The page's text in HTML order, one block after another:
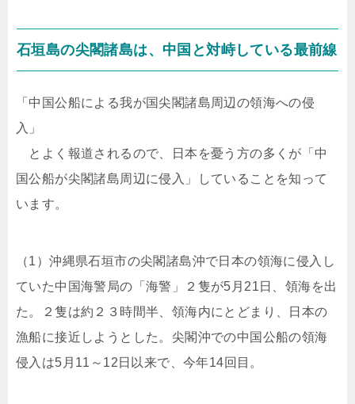
石垣島の尖閣諸島は、中国と対峙している最前線
「中国公船による我が国尖閣諸島周辺の領海への侵
入」
とよく報道されるので、日本を憂う方の多くが「中
国公船が尖閣諸島周辺に侵入」していることを知って
います。
（1）沖縄県石垣市の尖閣諸島沖で日本の領海に侵入し
ていた中国海警局の「海警」２隻が5月21日、領海を出
た。２隻は約２３時間半、領海内にとどまり、日本の
漁船に接近しようとした。尖閣沖での中国公船の領海
侵入は5月11～12日以来で、今年14回目。